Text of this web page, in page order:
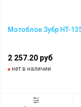
Мотоблок Зубр HT-
2 257.20 руб
нет в наличии